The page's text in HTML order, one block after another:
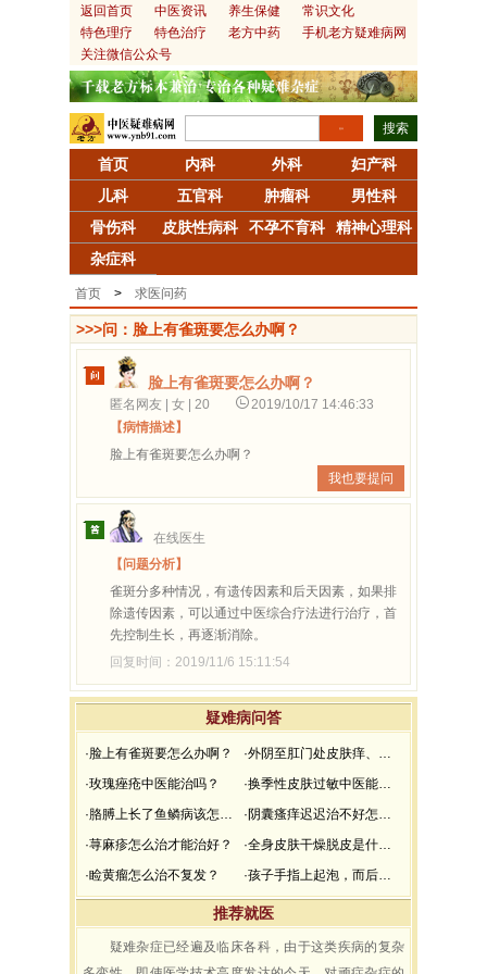
返回首页 中医资讯 养生保健
常识文化
特色理疗
特色治疗 老方中药
手机老方疑难病网
关注微信公众号
搜索
首页 内科 外科
妇产科
儿科
五官科 肿瘤科
男性科
骨伤科
皮肤性病科 不孕不育科
精神心理科
杂症科
首页 > 求医问药
>>>问：脸上有雀斑要怎么办啊？
脸上有雀斑要怎么办啊？
匿名网友 | 女 | 20
2019/10/17 14:46:33
【病情描述】
脸上有雀斑要怎么办啊？
我也要提问
在线医生
【问题分析】
雀斑分多种情况，有遗传因素和后天因素，如果排
除遗传因素，可以通过中医综合疗法进行治疗，首
先控制生长，再逐渐消除。
回复时间：2019/11/6 15:11:54
疑难病问答
·脸上有雀斑要怎么办啊？
·玫瑰痤疮中医能治吗？
·荨麻疹怎么治才能治好？
·睑黄瘤怎么治不复发？
推荐就医
疑难杂症已经遍及临床各科，由于这类疾病的复杂